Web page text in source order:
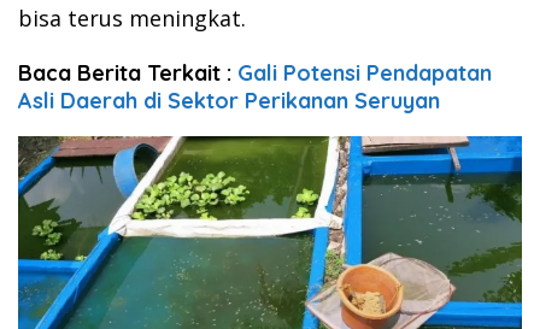
bisa terus meningkat.
Baca Berita Terkait : Gali Potensi Pendapatan
Asli Daerah di Sektor Perikanan Seruyan